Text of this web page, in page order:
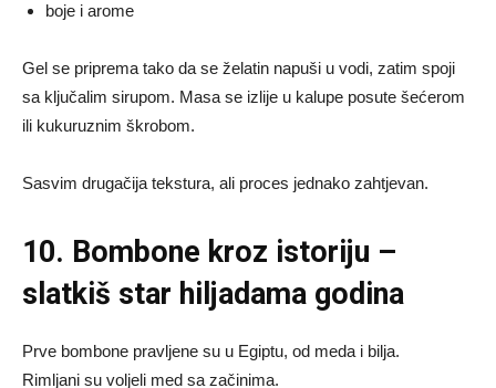
boje i arome
Gel se priprema tako da se želatin napuši u vodi, zatim spoji
sa ključalim sirupom. Masa se izlije u kalupe posute šećerom
ili kukuruznim škrobom.
Sasvim drugačija tekstura, ali proces jednako zahtjevan.
10. Bombone kroz istoriju –
slatkiš star hiljadama godina
Prve bombone pravljene su u Egiptu, od meda i bilja.
Rimljani su voljeli med sa začinima.